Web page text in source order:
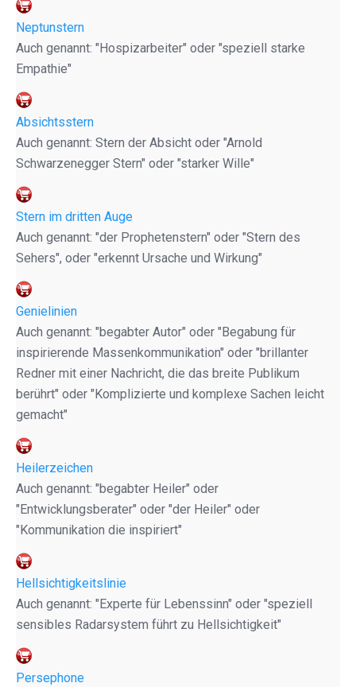
Neptunstern
Auch genannt: "Hospizarbeiter" oder "speziell starke
Empathie"
Absichtsstern
Auch genannt: Stern der Absicht oder "Arnold
Schwarzenegger Stern" oder "starker Wille"
Stern im dritten Auge
Auch genannt: "der Prophetenstern" oder "Stern des
Sehers", oder "erkennt Ursache und Wirkung"
Genielinien
Auch genannt: "begabter Autor" oder "Begabung für
inspirierende Massenkommunikation" oder "brillanter
Redner mit einer Nachricht, die das breite Publikum
berührt" oder "Komplizierte und komplexe Sachen leicht
gemacht"
Heilerzeichen
Auch genannt: "begabter Heiler" oder
"Entwicklungsberater" oder "der Heiler" oder
"Kommunikation die inspiriert"
Hellsichtigkeitslinie
Auch genannt: "Experte für Lebenssinn" oder "speziell
sensibles Radarsystem führt zu Hellsichtigkeit"
Persephone